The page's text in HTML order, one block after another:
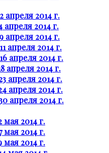
апреля 2014 г.
апреля 2014 г.
апреля 2014 г.
апреля 2014 г.
апреля 2014 г.
апреля 2014 г.
апреля 2014 г.
апреля 2014 г.
апреля 2014 г.
мая 2014 г.
мая 2014 г.
мая 2014 г.